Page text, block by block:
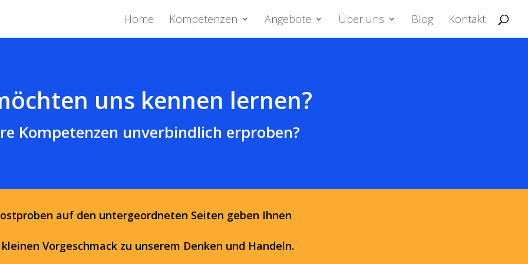
Home Kompetenzen Angebote Über uns Blog Kontakt
uns kennen lernen?
Kompetenzen unverbindlich erproben?
auf den untergeordneten Seiten geben Ihnen
Vorgeschmack zu unserem Denken und Handeln.